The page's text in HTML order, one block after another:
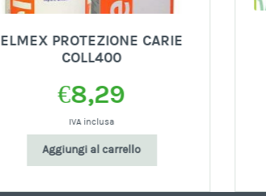
ELMEX PROTEZIONE CARIE
COLL400
€8,29
IVA inclusa
Aggiungi al carrello